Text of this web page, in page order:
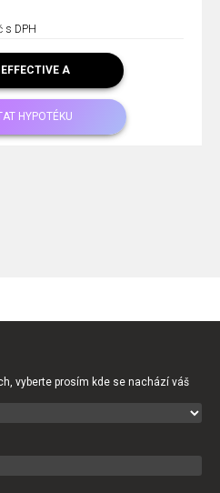
s DPH
EFFECTIVE A
HYPOTÉKU
vyberte prosím kde se nachází váš